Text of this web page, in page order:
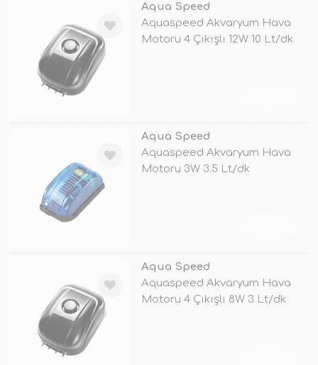
Aqua Speed
Aquaspeed Akvaryum Hava
Motoru 4 Çıkışlı 12W 10 Lt/dk
Aqua Speed
Aquaspeed Akvaryum Hava
Motoru 3W 3.5 Lt/dk
Aqua Speed
Aquaspeed Akvaryum Hava
Motoru 4 Çıkışlı 8W 3 Lt/dk